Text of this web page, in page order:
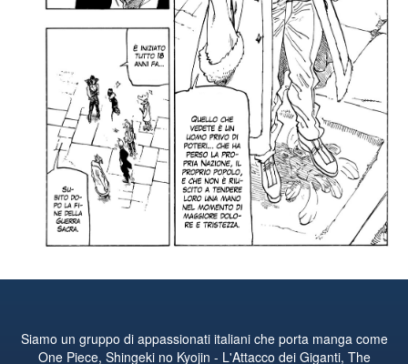
Siamo un gruppo di appassionati italiani che porta manga come
One Piece, Shingeki no Kyojin - L'Attacco dei Giganti, The